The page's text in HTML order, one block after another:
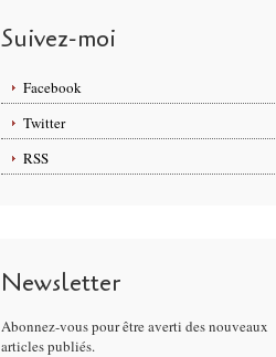
Suivez-moi
Facebook
Twitter
RSS
Newsletter
Abonnez-vous pour être averti des nouveaux
articles publiés.